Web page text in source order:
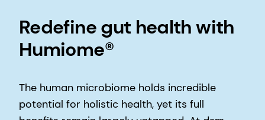
Redefine gut health with
Humiome®
The human microbiome holds incredible
potential for holistic health, yet its full